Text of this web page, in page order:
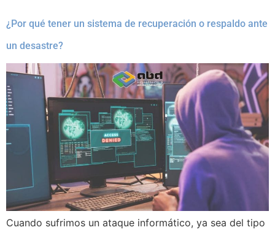
¿Por qué tener un sistema de recuperación o respaldo ante
un desastre?
Cuando sufrimos un ataque informático, ya sea del tipo